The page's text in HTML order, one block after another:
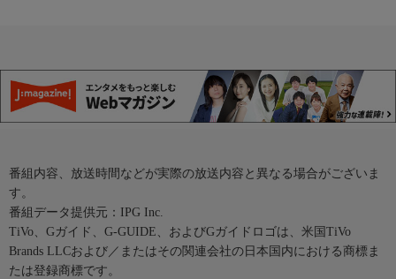
番組内容、放送時間などが実際の放送内容と異なる場合がございま
す。
番組データ提供元：IPG Inc.
TiVo、Gガイド、G-GUIDE、およびGガイドロゴは、米国TiVo
Brands LLCおよび／またはその関連会社の日本国内における商標ま
たは登録商標です。